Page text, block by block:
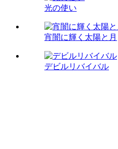
光の使い
宵闇に輝く太陽と月
デビルリバイバル